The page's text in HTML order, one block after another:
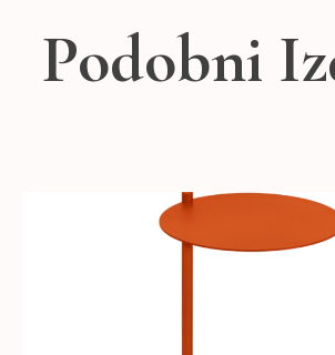
Podobni